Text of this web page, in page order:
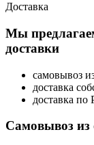
Доставка
Мы
доставки
самовывоз
доставка
доставка
Самовывоз из